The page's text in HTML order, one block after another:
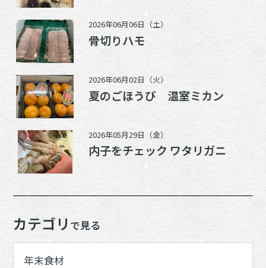
2026年06月06日（土）
骨切りハモ
2026年06月02日（火）
夏のごほうび 温室ミカン
2026年05月29日（金）
内子をチェック ワタリガニ
カテゴリ で見る
年末食材